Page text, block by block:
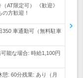
AT限定可） 《歓迎》
方歓迎！
350 車通勤可（無料駐車
能な場合: 時給1,100円
憩: 60分残業: あり（月